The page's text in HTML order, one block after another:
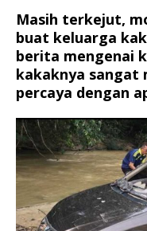
Masih terkejut,
buat keluarga
berita mengenai
kakaknya sangat
percaya dengan